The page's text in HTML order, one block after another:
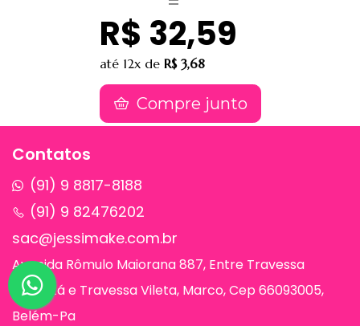
R$ 32,59
até 12x de R$ 3,68
Compre junto
Contatos
(91) 9 8817-8188
(91) 9 82476202
sac@jessimake.com.br
Avenida Rômulo Maiorana 887, Entre Travessa
Humaitá e Travessa Vileta, Marco, Cep 66093005,
Belém-Pa